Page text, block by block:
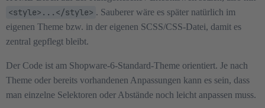
<style>...</style> . Sauberer wäre es später natürlich im
eigenen Theme bzw. in der eigenen SCSS/CSS-Datei, damit es
zentral gepflegt bleibt.
Der Code ist am Shopware-6-Standard-Theme orientiert. Je nach
Theme oder bereits vorhandenen Anpassungen kann es sein, dass
man einzelne Selektoren oder Abstände noch leicht anpassen muss.